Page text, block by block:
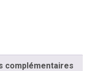
complémentaires